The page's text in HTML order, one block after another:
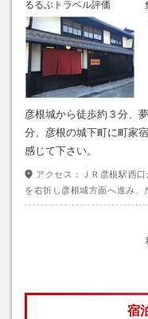
るるぶトラベル評価
彦根城から徒歩約３分、
分、彦根の城下町に町家
感じて下さい。
アクセス：
ＪＲ彦根駅西
を右折し彦根城方面へ進み
橋キャッスルロードへ。ほ
宿